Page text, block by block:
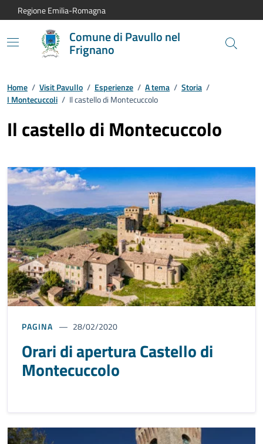
Vai al contenuto principale
Vai alla navigazione del sito
Vai al piede di pagina
Regione Emilia-Romagna
Comune di Pavullo nel
Frignano
Home / Visit Pavullo / Esperienze / A tema / Storia /
I Montecuccoli / Il castello di Montecuccolo
Il castello di Montecuccolo
PAGINA 28/02/2020
Orari di apertura Castello di
Montecuccolo